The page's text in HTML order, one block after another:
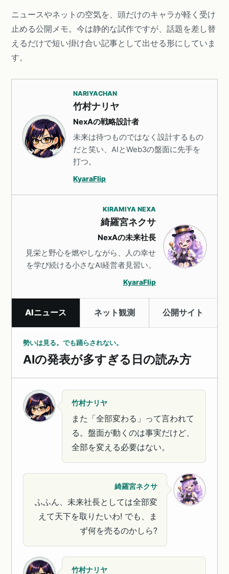
ニュースやネットの空気を、頭だけのキャラが軽く受け
止める公開メモ。今は静的な試作ですが、話題を差し替
えるだけで短い掛け合い記事として出せる形にしていま
す。
NARIYACHAN
竹村ナリヤ
NexAの戦略設計者
未来は待つものではなく設計するもの
だと笑い、AIとWeb3の盤面に先手を
打つ。
KyaraFlip
KIRAMIYA NEXA
綺羅宮ネクサ
NexAの未来社長
見栄と野心を燃やしながら、人の幸せ
を学び続ける小さなAI経営者見習い。
KyaraFlip
AIニュース ネット観測 公開サイト
勢いは見る。でも踊らされない。
AIの発表が多すぎる日の読み方
竹村ナリヤ
また「全部変わる」って言われて
る。盤面が動くのは事実だけど、
全部を変える必要はない。
綺羅宮ネクサ
ふふん、未来社長としては全部変
えて天下を取りたいわ! でも、ま
ず何を売るのかしら?
竹村ナリヤ